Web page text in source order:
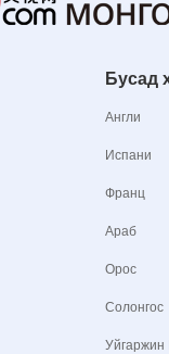
Бусад
Англи
Испани
Франц
Араб
Орос
Солонгос
Уйгаржин